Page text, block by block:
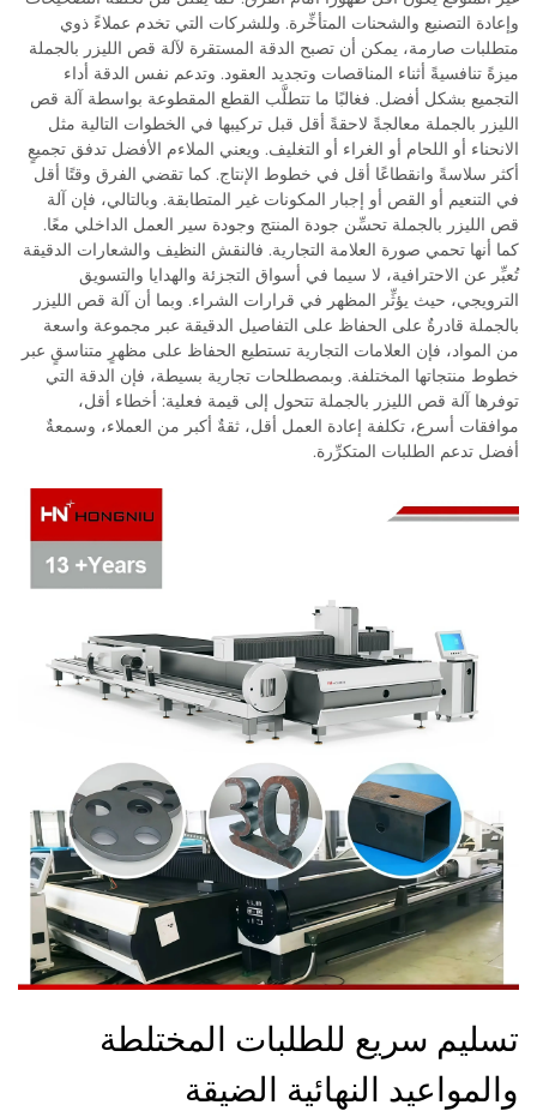
وإعادة التصنيع والشحنات المتأخِّرة. وللشركات التي تخدم عملاءً ذوي
متطلبات صارمة، يمكن أن تصبح الدقة المستقرة لآلة قص الليزر بالجملة
ميزةً تنافسيةً أثناء المناقصات وتجديد العقود. وتدعم نفس الدقة أداء
التجميع بشكل أفضل. فغالبًا ما تتطلَّب القطع المقطوعة بواسطة آلة قص
الليزر بالجملة معالجةً لاحقةً أقل قبل تركيبها في الخطوات التالية مثل
الانحناء أو اللحام أو الغراء أو التغليف. ويعني الملاءم الأفضل تدفق تجميعٍ
أكثر سلاسةً وانقطاعًا أقل في خطوط الإنتاج. كما تقضي الفرق وقتًا أقل
في التنعيم أو القص أو إجبار المكونات غير المتطابقة. وبالتالي، فإن آلة
قص الليزر بالجملة تحسِّن جودة المنتج وجودة سير العمل الداخلي معًا.
كما أنها تحمي صورة العلامة التجارية. فالنقش النظيف والشعارات الدقيقة
تُعبِّر عن الاحترافية، لا سيما في أسواق التجزئة والهدايا والتسويق
الترويجي، حيث يؤثِّر المظهر في قرارات الشراء. وبما أن آلة قص الليزر
بالجملة قادرةٌ على الحفاظ على التفاصيل الدقيقة عبر مجموعة واسعة
من المواد، فإن العلامات التجارية تستطيع الحفاظ على مظهرٍ متناسقٍ عبر
خطوط منتجاتها المختلفة. وبمصطلحات تجارية بسيطة، فإن الدقة التي
توفرها آلة قص الليزر بالجملة تتحول إلى قيمة فعلية: أخطاء أقل،
موافقات أسرع، تكلفة إعادة العمل أقل، ثقةٌ أكبر من العملاء، وسمعةٌ
أفضل تدعم الطلبات المتكرِّرة.
تسليم سريع للطلبات المختلطة
والمواعيد النهائية الضيقة